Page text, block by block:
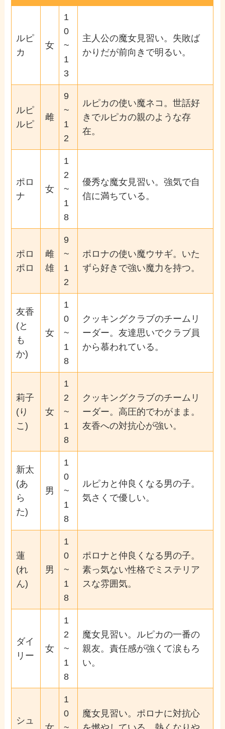
ルピ
カ
女
1
0
~
1
3
主人公の魔女見習い。失敗ば
かりだが前向きで明るい。
ルピ
ルピ
雌
9
~
1
2
ルピカの使い魔ネコ。世話好
きでルピカの親のような存
在。
ポロ
ナ
女
1
2
~
1
8
優秀な魔女見習い。強気で自
信に満ちている。
ポロ
ポロ
雌
雄
9
~
1
2
ポロナの使い魔ウサギ。いた
ずら好きで強い魔力を持つ。
友香
(と
も
か)
女
1
0
~
1
8
クッキングクラブのチームリ
ーダー。友達思いでクラブ員
から慕われている。
莉子
(り
こ)
女
1
2
~
1
8
クッキングクラブのチームリ
ーダー。高圧的でわがまま。
友香への対抗心が強い。
新太
(あ
ら
た)
男
1
0
~
1
8
ルピカと仲良くなる男の子。
気さくで優しい。
蓮
(れ
ん)
男
1
0
~
1
8
ポロナと仲良くなる男の子。
素っ気ない性格でミステリア
スな雰囲気。
ダイ
リー
女
1
2
~
1
8
魔女見習い。ルピカの一番の
親友。責任感が強くて涙もろ
い。
シュ
1
0
魔女見習い。ポロナに対抗心